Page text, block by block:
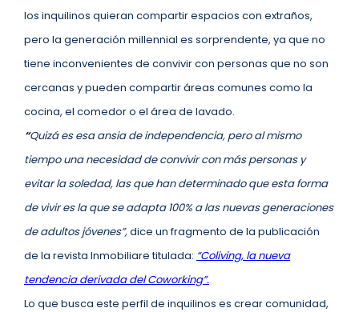
los inquilinos quieran compartir espacios con extraños,
pero la generación millennial es sorprendente, ya que no
tiene inconvenientes de convivir con personas que no son
cercanas y pueden compartir áreas comunes como la
cocina, el comedor o el área de lavado.
“Quizá es esa ansia de independencia, pero al mismo
tiempo una necesidad de convivir con más personas y
evitar la soledad, las que han determinado que esta forma
de vivir es la que se adapta 100% a las nuevas generaciones
de adultos jóvenes”,dice un fragmento de la publicación
de la revista Inmobiliare titulada: “Coliving, la nueva
tendencia derivada del Coworking”.
Lo que busca este perfil de inquilinos es crear comunidad,